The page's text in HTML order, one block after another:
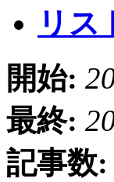
リス
開始:
最終:
記事数: